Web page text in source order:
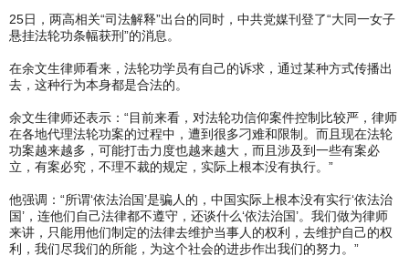
25日，两高相关“司法解释”出台的同时，中共党媒刊登了“大同一女子
悬挂法轮功条幅获刑”的消息。
在余文生律师看来，法轮功学员有自己的诉求，通过某种方式传播出
去，这种行为本身都是合法的。
余文生律师还表示：“目前来看，对法轮功信仰案件控制比较严，律师
在各地代理法轮功案的过程中，遭到很多刁难和限制。而且现在法轮
功案越来越多，可能打击力度也越来越大，而且涉及到一些有案必
立，有案必究，不理不裁的规定，实际上根本没有执行。”
他强调：“所谓‘依法治国’是骗人的，中国实际上根本没有实行‘依法治
国’，连他们自己法律都不遵守，还谈什么‘依法治国’。我们做为律师
来讲，只能用他们制定的法律去维护当事人的权利，去维护自己的权
利，我们尽我们的所能，为这个社会的进步作出我们的努力。”